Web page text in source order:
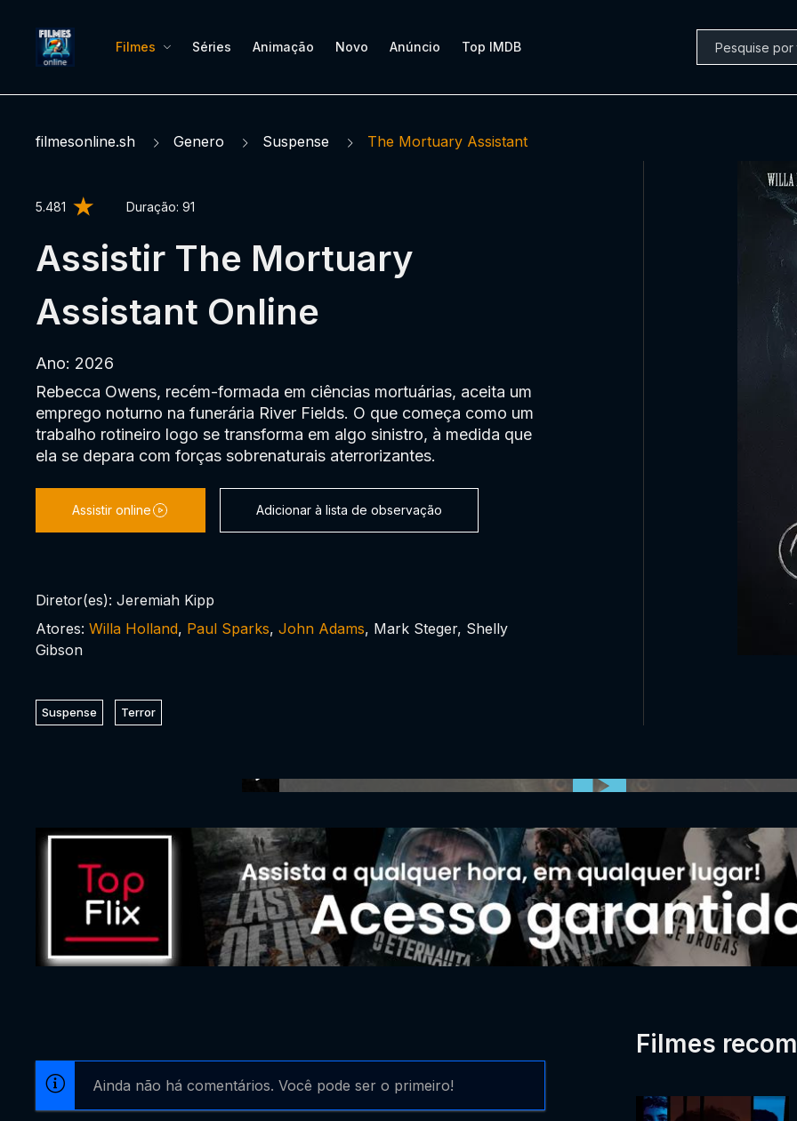
Filmes Séries Animação Novo Anúncio Top IMDB
filmesonline.sh Genero Suspense The Mortuary Assistant
5.481 Duração: 91
Assistir The Mortuary
Assistant Online
Ano: 2026
Rebecca Owens, recém-formada em ciências mortuárias, aceita um
emprego noturno na funerária River Fields. O que começa como um
trabalho rotineiro logo se transforma em algo sinistro, à medida que
ela se depara com forças sobrenaturais aterrorizantes.
Assistir online Adicionar à lista de observação
Diretor(es): Jeremiah Kipp
Atores: Willa Holland, Paul Sparks, John Adams, Mark Steger, Shelly
Gibson
Suspense Terror
Ainda não há comentários. Você pode ser o primeiro!
Filmes